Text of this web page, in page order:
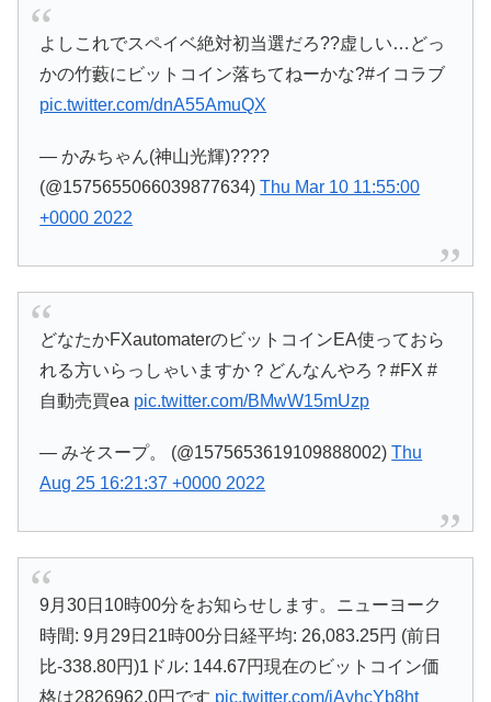
よしこれでスペイベ絶対初当選だろ??虚しい…どっ
かの竹藪にビットコイン落ちてねーかな?#イコラブ
pic.twitter.com/dnA55AmuQX
— かみちゃん(神山光輝)????
(@1575655066039877634)Thu Mar 10 11:55:00
+0000 2022
どなたかFXautomaterのビットコインEA使っておら
れる方いらっしゃいますか？どんなんやろ？#FX #
自動売買ea pic.twitter.com/BMwW15mUzp
— みそスープ。 (@1575653619109888002)Thu
Aug 25 16:21:37 +0000 2022
9月30日10時00分をお知らせします。ニューヨーク
時間: 9月29日21時00分日経平均: 26,083.25円 (前日
比-338.80円)1ドル: 144.67円現在のビットコイン価
格は2826962.0円です pic.twitter.com/iAyhcYb8ht